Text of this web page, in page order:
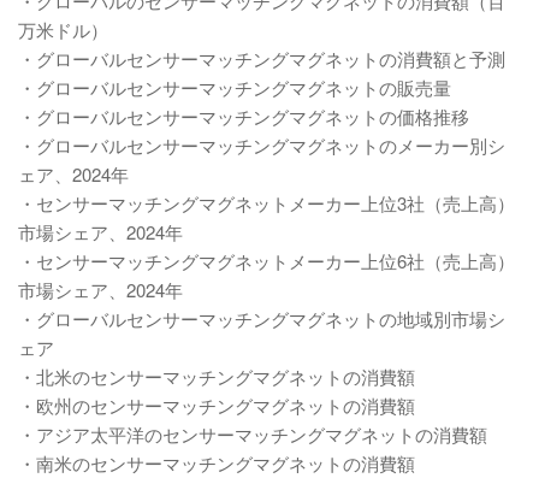
万米ドル）
・グローバルセンサーマッチングマグネットの消費額と予測
・グローバルセンサーマッチングマグネットの販売量
・グローバルセンサーマッチングマグネットの価格推移
・グローバルセンサーマッチングマグネットのメーカー別シ
ェア、2024年
・センサーマッチングマグネットメーカー上位3社（売上高）
市場シェア、2024年
・センサーマッチングマグネットメーカー上位6社（売上高）
市場シェア、2024年
・グローバルセンサーマッチングマグネットの地域別市場シ
ェア
・北米のセンサーマッチングマグネットの消費額
・欧州のセンサーマッチングマグネットの消費額
・アジア太平洋のセンサーマッチングマグネットの消費額
・南米のセンサーマッチングマグネットの消費額